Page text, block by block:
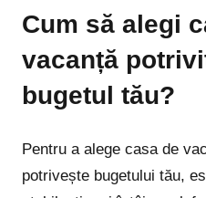
Cum să alegi
vacanță
bugetul tău?
Pentru a alege casa de
potrivește bugetului tău,